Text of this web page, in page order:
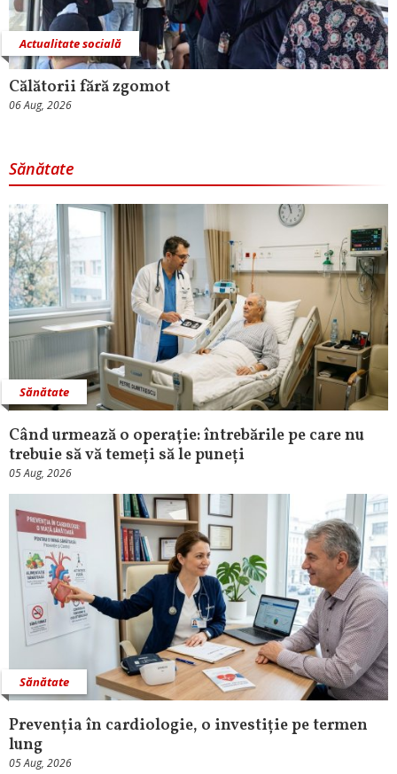
Actualitate socială
Călătorii fără zgomot
06 Aug, 2026
Sănătate
Sănătate
Când urmează o operație: întrebările pe care nu
trebuie să vă temeți să le puneți
05 Aug, 2026
Sănătate
Prevenția în cardiologie, o investiție pe termen
lung
05 Aug, 2026